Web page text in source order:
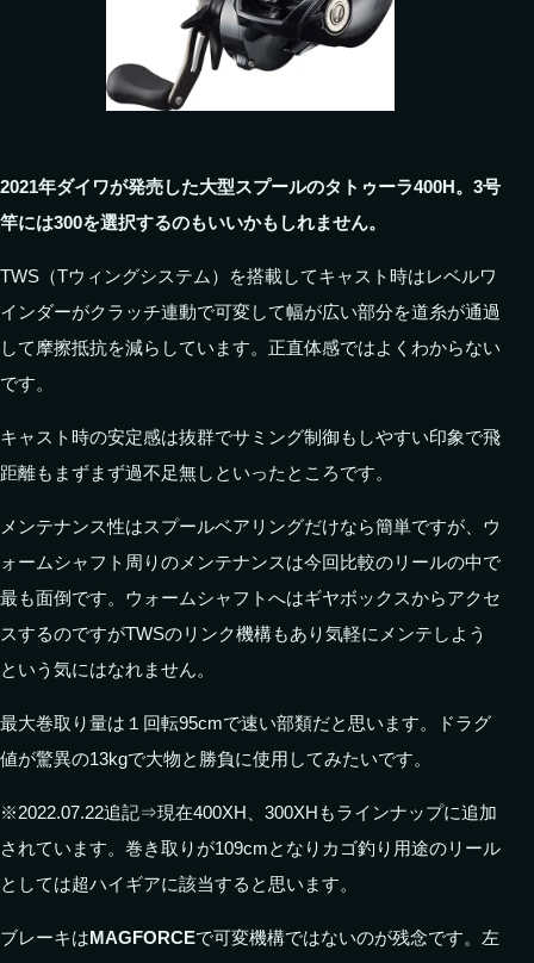
2021年ダイワが発売した大型スプールのタトゥーラ400H。3号
竿には300を選択するのもいいかもしれません。
TWS（Tウィングシステム）を搭載してキャスト時はレベルワ
インダーがクラッチ連動で可変して幅が広い部分を道糸が通過
して摩擦抵抗を減らしています。正直体感ではよくわからない
です。
キャスト時の安定感は抜群でサミング制御もしやすい印象で飛
距離もまずまず過不足無しといったところです。
メンテナンス性はスプールベアリングだけなら簡単ですが、ウ
ォームシャフト周りのメンテナンスは今回比較のリールの中で
最も面倒です。ウォームシャフトへはギヤボックスからアクセ
スするのですがTWSのリンク機構もあり気軽にメンテしよう
という気にはなれません。
最大巻取り量は１回転95cmで速い部類だと思います。ドラグ
値が驚異の13kgで大物と勝負に使用してみたいです。
※2022.07.22追記⇒現在400XH、300XHもラインナップに追加
されています。巻き取りが109cmとなりカゴ釣り用途のリール
としては超ハイギアに該当すると思います。
ブレーキはMAGFORCEで可変機構ではないのが残念です。左